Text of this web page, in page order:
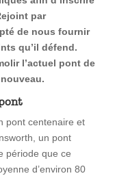
par
de nous fournir
qu’il défend.
l’actuel pont de
pont centenaire et
un pont
période que ce
d’environ 80